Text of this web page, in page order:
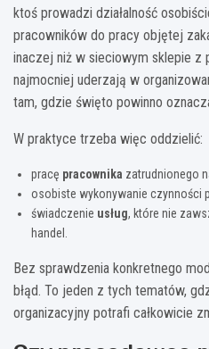
ktoś prowadzi działalność
pracowników do pracy objętej
inaczej niż w sieciowym sklepie z
najmocniej uderzają w
tam, gdzie święto powinno
W praktyce trzeba więc oddzielić:
pracę pracownika zatrudnionego
osobiste wykonywanie czynności
świadczenie usług, które nie
handel.
Bez sprawdzenia konkretnego
błąd. To jeden z tych tematów,
organizacyjny potrafi całkowicie